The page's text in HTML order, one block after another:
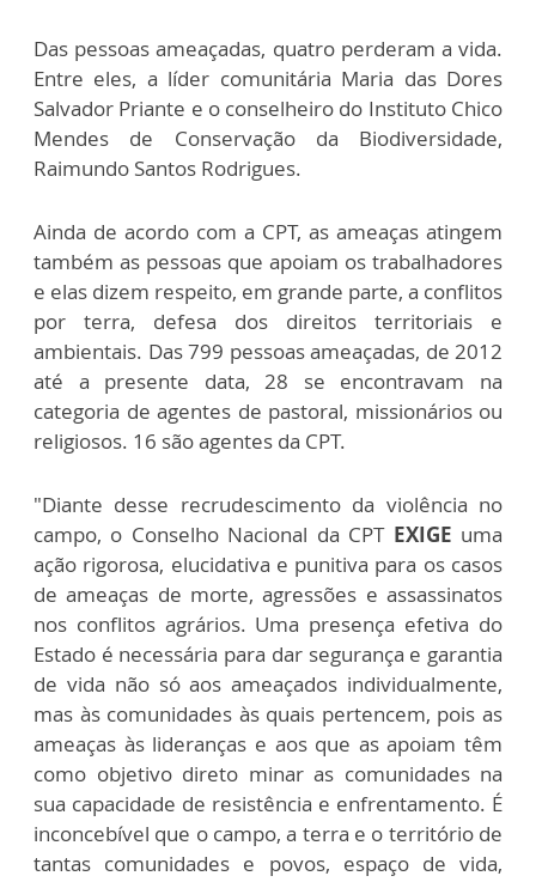
Das pessoas ameaçadas, quatro perderam a vida.
Entre eles, a líder comunitária Maria das Dores
Salvador Priante e o conselheiro do Instituto Chico
Mendes de Conservação da Biodiversidade,
Raimundo Santos Rodrigues.
Ainda de acordo com a CPT, as ameaças atingem
também as pessoas que apoiam os trabalhadores
e elas dizem respeito, em grande parte, a conflitos
por terra, defesa dos direitos territoriais e
ambientais. Das 799 pessoas ameaçadas, de 2012
até a presente data, 28 se encontravam na
categoria de agentes de pastoral, missionários ou
religiosos. 16 são agentes da CPT.
"Diante desse recrudescimento da violência no
campo, o Conselho Nacional da CPT EXIGE uma
ação rigorosa, elucidativa e punitiva para os casos
de ameaças de morte, agressões e assassinatos
nos conflitos agrários. Uma presença efetiva do
Estado é necessária para dar segurança e garantia
de vida não só aos ameaçados individualmente,
mas às comunidades às quais pertencem, pois as
ameaças às lideranças e aos que as apoiam têm
como objetivo direto minar as comunidades na
sua capacidade de resistência e enfrentamento. É
inconcebível que o campo, a terra e o território de
tantas comunidades e povos, espaço de vida,